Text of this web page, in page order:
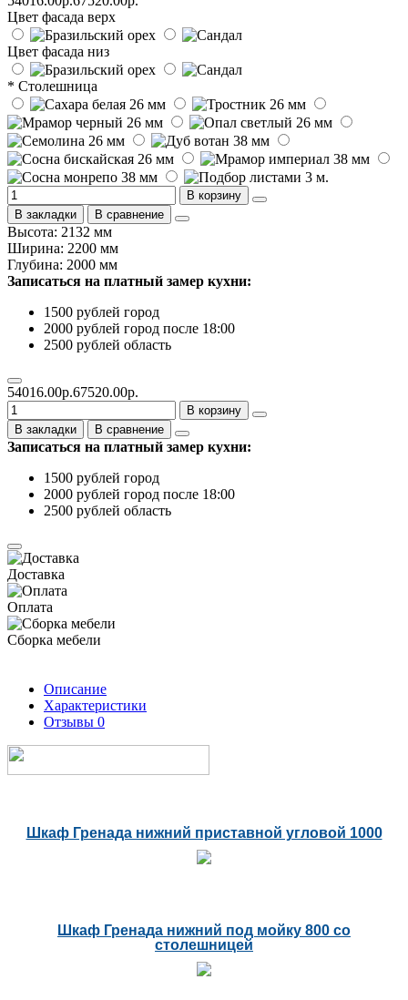
Цвет фасада верх
Цвет фасада низ
* Столешница
В корзину
В закладки
В сравнение
Высота: 2132 мм
Ширина: 2200 мм
Глубина: 2000 мм
Записаться на платный замер кухни:
1500 рублей город
2000 рублей город после 18:00
2500 рублей область
54016.00р.67520.00р.
В корзину
В закладки
В сравнение
Записаться на платный замер кухни:
1500 рублей город
2000 рублей город после 18:00
2500 рублей область
Доставка
Оплата
Сборка мебели
Описание
Характеристики
Отзывы 0
Шкаф Гренада нижний приставной угловой 1000
Шкаф Гренада нижний под мойку 800 со
столешницей